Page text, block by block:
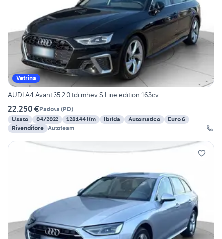
Vetrina
AUDI A4 Avant 35 2.0 tdi mhev S Line edition 163cv
22.250 €Padova (PD)
Usato
04/2022 128144 Km Ibrida Automatico
Euro 6
Rivenditore Autoteam